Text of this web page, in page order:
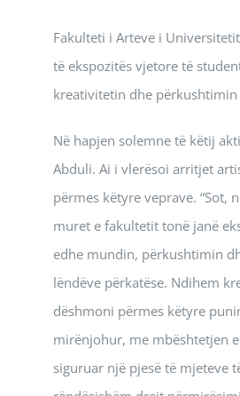
Fakulteti i Arteve i
të ekspozitës vjetore të
kreativitetin dhe
Në hapjen solemne të këtij
Abduli. Ai i vlerësoi arritjet
përmes këtyre veprave.
muret e fakultetit tonë janë
edhe mundin, përkushtimin
lëndëve përkatëse. Ndihem
dëshmoni përmes këtyre
mirënjohur, me mbështetjen
siguruar një pjesë të mjeteve